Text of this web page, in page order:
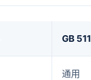
GB
通用